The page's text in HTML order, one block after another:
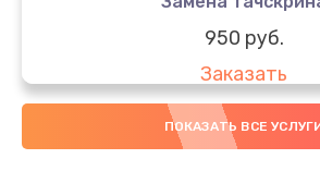
950 руб.
Заказать
Замена
ПОКАЗАТЬ ВСЕ